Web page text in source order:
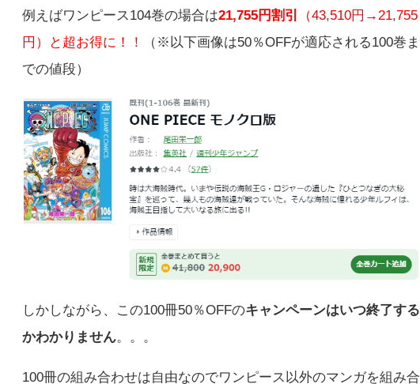
例えばワンピース104巻の場合は21,755円割引
（43,510円→21,755
円）と超お得に！！
（※以下画像は50％OFFが適応される100巻ま
での値段）
しかしながら、この100冊50％OFFのキャンペーンはいつ終了する
かわかりません
100冊の組み合わせは自由なのでワンピース以外のマンガを組み合